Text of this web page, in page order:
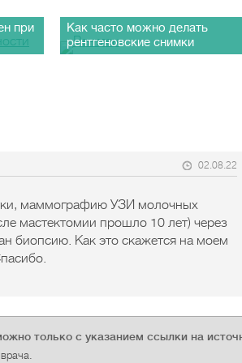
при
Как часто можно делать
рентгеновские снимки
02.08.22
маммографию УЗИ молочных
мастектомии прошло 10 лет) через
биопсию. Как это скажется на моем
только с указанием ссылки на